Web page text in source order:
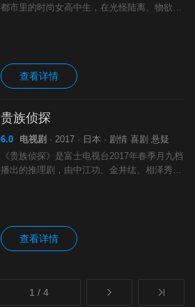
都市里的时尚女高中生，在光怪陆离、物欲横
查看详情
贵族侦探
6.0 电视剧 · 2017 · 日本 · 剧情 喜剧 悬疑
《贵族侦探》是富士电视台2017年春季月九档
播出的推理剧，由中江功、金井纮、相泽秀幸
查看详情
1 / 4